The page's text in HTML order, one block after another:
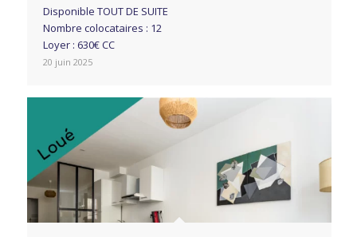
Disponible TOUT DE SUITE
Nombre colocataires : 12
Loyer : 630€ CC
20 juin 2025